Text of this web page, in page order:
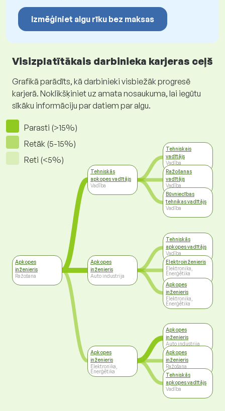
Izmēģiniet algu rīku bez maksas
Visizplatītākais darbinieka karjeras ceļš
Grafikā parādīts, kā darbinieki visbiežāk progresē
karjerā. Noklikšķiniet uz amata nosaukuma, lai iegūtu
sīkāku informāciju par datiem par algu.
Parasti (>15%)
Retāk (5-15%)
Reti (<5%)
Apkopes
inženieris
Ražošana
Tehniskās
apkopes vadītājs
Vadība
Apkopes
inženieris
Auto industrija
Apkopes
inženieris
Elektronika,
Enerģētika
Tehniskais
vadītājs
Vadība
Ražošanas
vadītājs
Vadība
Būvniecības
tehnikas vadītājs
Vadība
Tehniskās
apkopes vadītājs
Vadība
Elektroinženieris
Elektronika,
Enerģētika
Apkopes
inženieris
Elektronika,
Enerģētika
Apkopes
inženieris
Auto industrija
Apkopes
inženieris
Ražošana
Tehniskās
apkopes vadītājs
Vadība